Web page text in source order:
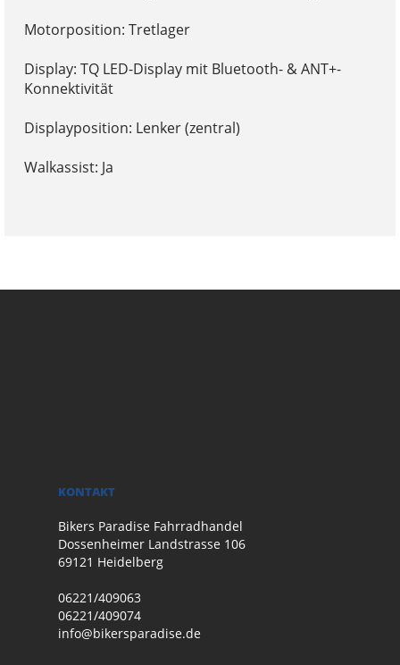
Motorposition: Tretlager
Display: TQ LED-Display mit Bluetooth- & ANT+-
Konnektivität
Displayposition: Lenker (zentral)
Walkassist: Ja
KONTAKT
Bikers Paradise Fahrradhandel
Dossenheimer Landstrasse 106
69121 Heidelberg
06221/409063
06221/409074
info@bikersparadise.de